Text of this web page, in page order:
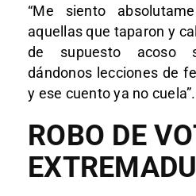
“Me siento
aquellas que taparon y
de supuesto acoso
dándonos lecciones de
y ese cuento ya no cuela”.
ROBO DE